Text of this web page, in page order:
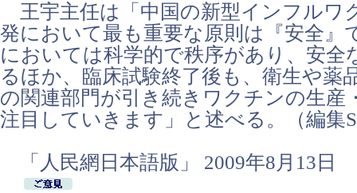
王宇主任は「中国の新型インフルワ
発において最も重要な原則は『安全』
においては科学的で秩序があり、安全
るほか、臨床試験終了後も、衛生や薬
の関連部門が引き続きワクチンの生産
注目していきます」と述べる。（編集
「人民網日本語版」 2009年8月13日